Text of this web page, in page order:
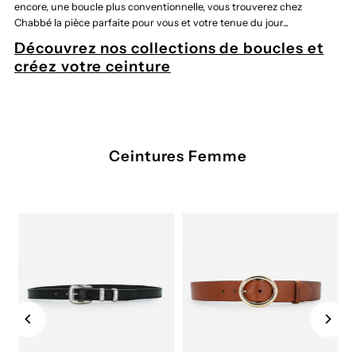
encore, une boucle plus conventionnelle, vous trouverez chez
Chabbé la pièce parfaite pour vous et votre tenue du jour...
Découvrez nos collections de boucles et
créez votre ceinture
Ceintures Femme